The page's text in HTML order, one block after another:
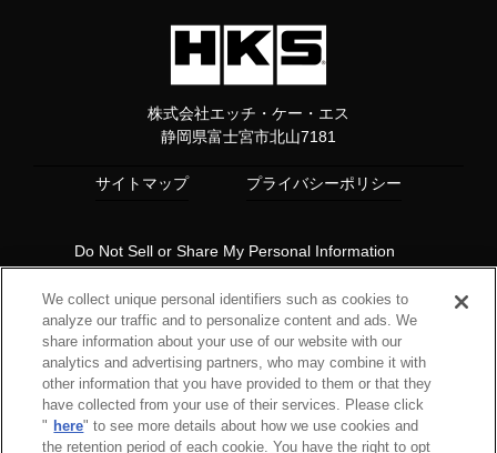
株式会社エッチ・ケー・エス
静岡県富士宮市北山7181
サイトマップ プライバシーポリシー
Do Not Sell or Share My Personal Information
Copyright© 1997 HKS Co., Ltd. all rights reserved.
We collect unique personal identifiers such as cookies to
analyze our traffic and to personalize content and ads. We
share information about your use of our website with our
analytics and advertising partners, who may combine it with
other information that you have provided to them or that they
have collected from your use of their services. Please click
" here" to see more details about how we use cookies and
the retention period of each cookie. You have the right to opt